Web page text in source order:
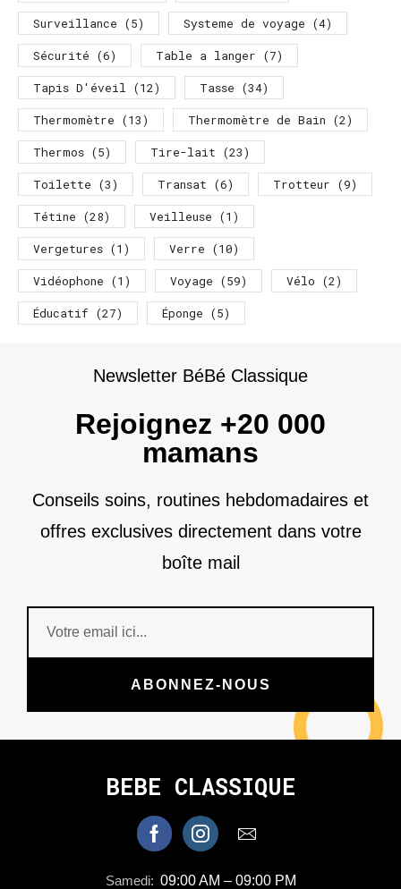
Surveillance (5) Systeme de voyage (4)
Sécurité (6) Table a langer (7)
Tapis D'éveil (12) Tasse (34)
Thermomètre (13) Thermomètre de Bain (2)
Thermos (5) Tire-lait (23)
Toilette (3) Transat (6) Trotteur (9)
Tétine (28) Veilleuse (1)
Vergetures (1) Verre (10)
Vidéophone (1) Voyage (59) Vélo (2)
Éducatif (27) Éponge (5)
Newsletter BéBé Classique
Rejoignez +20 000
mamans
Conseils soins, routines hebdomadaires et
offres exclusives directement dans votre
boîte mail
ABONNEZ-NOUS
BEBE CLASSIQUE
Samedi: 09:00 AM – 09:00 PM